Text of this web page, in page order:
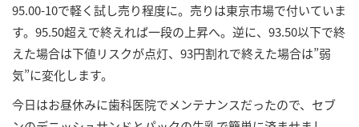
95.00-10で軽く試し売り程度に。売りは東京市場で付いていま
す。95.50超えで終えれば一段の上昇へ。逆に、93.50以下で終
えた場合は下値リスクが点灯、93円割れで終えた場合は”弱
気”に変化します。
今日はお昼休みに歯科医院でメンテナンスだったので、セブ